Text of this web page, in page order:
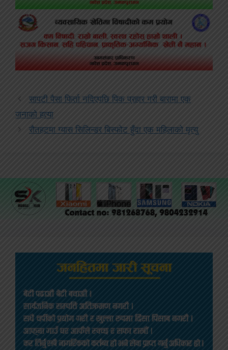
सापटी पैसा फिर्ता नदिएपछि पिक प्रहार गरी बारामा एक
जनाको हत्या
रौतहटमा ग्यास सिलिन्डर बिस्फोट हुँदा एक महिलाको मृत्यु